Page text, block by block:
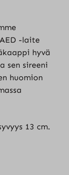
-laite
hyvä
sen sireeni
huomion
13 cm.